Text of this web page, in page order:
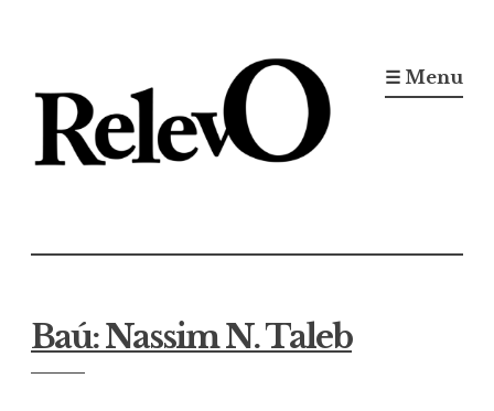
conteúdo
☰ Menu
Baú: Nassim N. Taleb